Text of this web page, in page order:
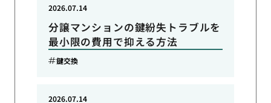
分譲マンションの鍵紛失トラブルを
最小限の費用で抑える方法
2026.07.14
鍵交換
2026.07.14